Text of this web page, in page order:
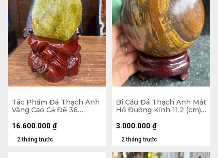
Tác Phẩm Đá Thạch Anh
Vàng Cao Cả Đế 36
Cao Riêng Đá 25 (cm) -
2 tháng trước
16.600.000 ₫
Bi Cầu Đá Thạch Anh Mắt
Hổ Đường Kính 11,2 (cm) -
2 tháng trước
3.000.000 ₫